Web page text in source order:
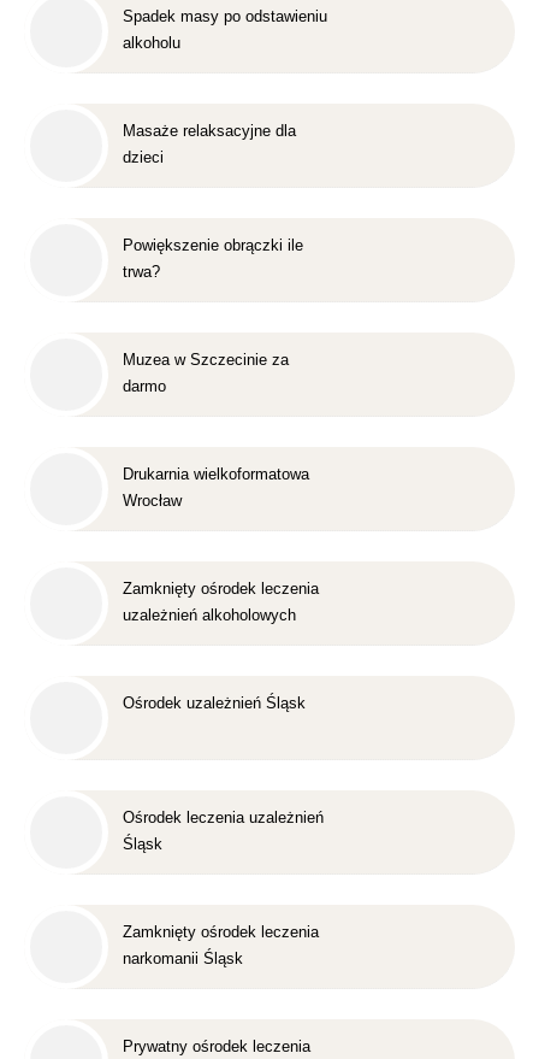
Spadek masy po odstawieniu
alkoholu
Masaże relaksacyjne dla
dzieci
Powiększenie obrączki ile
trwa?
Muzea w Szczecinie za
darmo
Drukarnia wielkoformatowa
Wrocław
Zamknięty ośrodek leczenia
uzależnień alkoholowych
Ośrodek uzależnień Śląsk
Ośrodek leczenia uzależnień
Śląsk
Zamknięty ośrodek leczenia
narkomanii Śląsk
Prywatny ośrodek leczenia